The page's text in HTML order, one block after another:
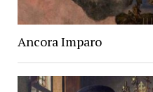
Ancora Imparo